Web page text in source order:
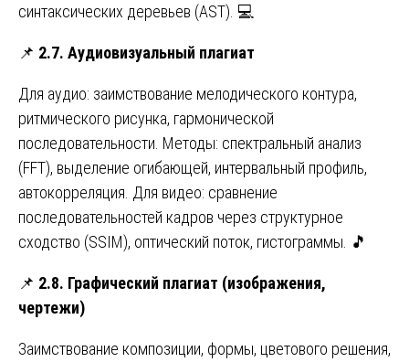
синтаксических деревьев (AST). 💻
📌 2.7. Аудиовизуальный плагиат
Для аудио: заимствование мелодического контура,
ритмического рисунка, гармонической
последовательности. Методы: спектральный анализ
(FFT), выделение огибающей, интервальный профиль,
автокорреляция. Для видео: сравнение
последовательностей кадров через структурное
сходство (SSIM), оптический поток, гистограммы. 🎵
📌 2.8. Графический плагиат (изображения,
чертежи)
Заимствование композиции, формы, цветового решения,